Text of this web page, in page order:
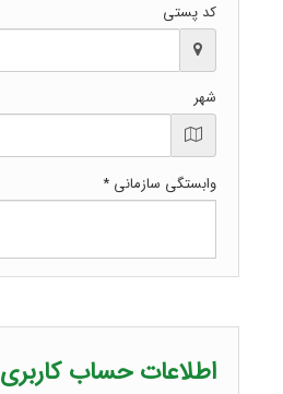
کد پستی
شهر
وابستگی سازمانی *
اطلاعات حساب کاربری